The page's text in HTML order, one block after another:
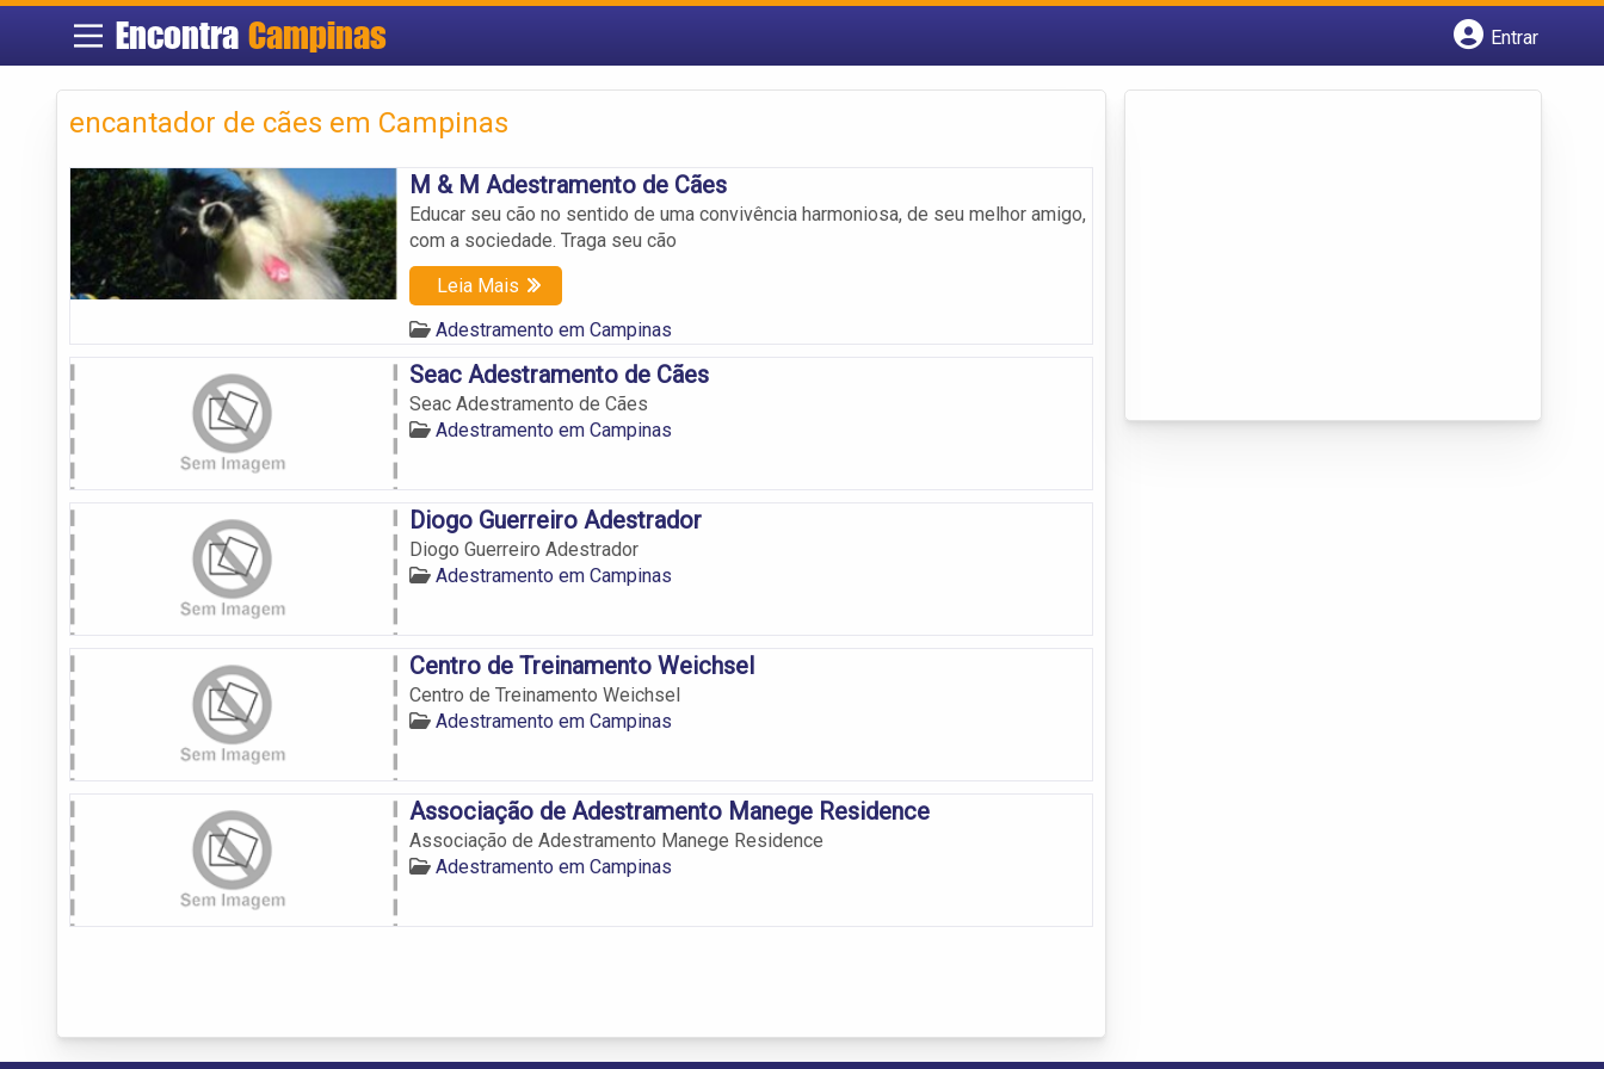
EncontraCampinas
Entrar
encantador de cães em Campinas
M & M Adestramento de Cães
Educar seu cão no sentido de uma convivência harmoniosa, de seu melhor amigo,
com a sociedade. Traga seu cão
Leia Mais
Adestramento em Campinas
Seac Adestramento de Cães
Seac Adestramento de Cães
Adestramento em Campinas
Diogo Guerreiro Adestrador
Diogo Guerreiro Adestrador
Adestramento em Campinas
Centro de Treinamento Weichsel
Centro de Treinamento Weichsel
Adestramento em Campinas
Associação de Adestramento Manege Residence
Associação de Adestramento Manege Residence
Adestramento em Campinas